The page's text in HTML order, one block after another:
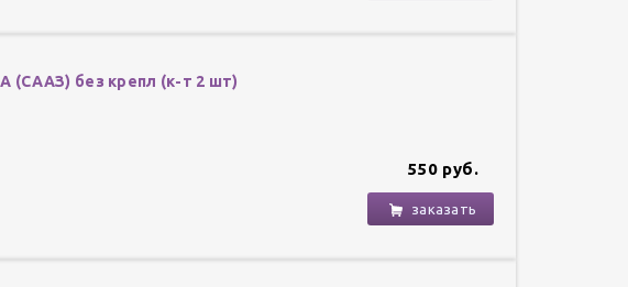
(СААЗ) без крепл (к-т 2 шт)
550 руб.
заказать